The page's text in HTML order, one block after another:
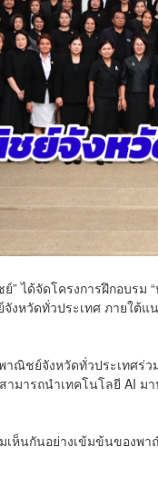
ย์” ได้จัดโครงการฝึกอบร
งหวัดทั่วประเทศ ภายใต้แ
าณิชย์จังหวัดทั่วประเทศร่
ามารถนำเทคโนโลยี AI
เห็นกันอย่างเข้มข้นของพ